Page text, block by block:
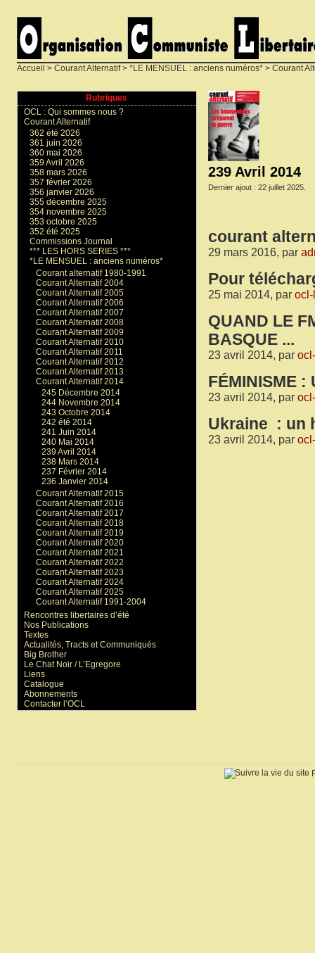
Accueil > Courant Alternatif> *LE MENSUEL : anciens numéros* > Courant
239 Avril 2014
Dernier ajout : 22 juillet 2025.
courant
29 mars 2016, par
Pour
25 mai 2014, par
QUAND LE
BASQUE ...
23 avril 2014, par
FÉMINISME
23 avril 2014, par
Ukraine : un
23 avril 2014, par
Rubriques
OCL : Qui sommes nous ?
Courant Alternatif
362 été 2026
361 juin 2026
360 mai 2026
359 Avril 2026
358 mars 2026
357 février 2026
356 janvier 2026
355 décembre 2025
354 novembre 2025
353 octobre 2025
352 été 2025
Commissions Journal
*** LES HORS SERIES ***
*LE MENSUEL : anciens numéros*
Courant alternatif 1980-1991
Courant Alternatif 2004
Courant Alternatif 2005
Courant Alternatif 2006
Courant Alternatif 2007
Courant Alternatif 2008
Courant Alternatif 2009
Courant Alternatif 2010
Courant Alternatif 2011
Courant Alternatif 2012
Courant Alternatif 2013
Courant Alternatif 2014
245 Décembre 2014
244 Novembre 2014
243 Octobre 2014
242 été 2014
241 Juin 2014
240 Mai 2014
239 Avril 2014
238 Mars 2014
237 Février 2014
236 Janvier 2014
Courant Alternatif 2015
Courant Alternatif 2016
Courant Alternatif 2017
Courant Alternatif 2018
Courant Alternatif 2019
Courant Alternatif 2020
Courant Alternatif 2021
Courant Alternatif 2022
Courant Alternatif 2023
Courant Alternatif 2024
Courant Alternatif 2025
Courant Alternatif 1991-2004
Rencontres libertaires d’été
Nos Publications
Textes
Actualités, Tracts et Communiqués
Big Brother
Le Chat Noir / L’Egregore
Liens
Catalogue
Abonnements
Contacter l’OCL